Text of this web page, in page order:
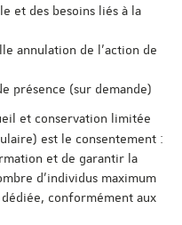
et des besoins liés à la
annulation de l'action de
présence (sur demande)
et conservation limitée
est le consentement :
et de garantir la
d'individus maximum
conformément aux